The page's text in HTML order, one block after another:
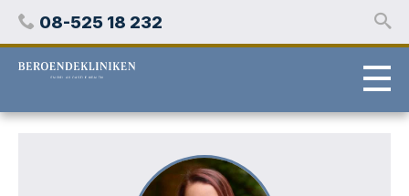
Hoppa
innehåll
Telefon
08-525 18 232
Stockholms